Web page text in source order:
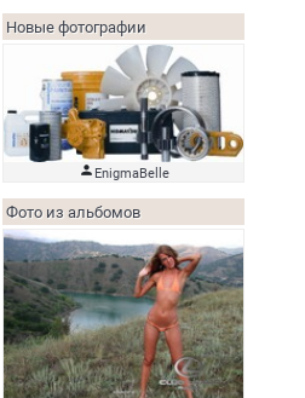
Новые фотографии
 EnigmaBelle
Фото из альбомов